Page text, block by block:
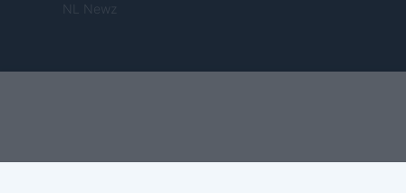
NL Newz